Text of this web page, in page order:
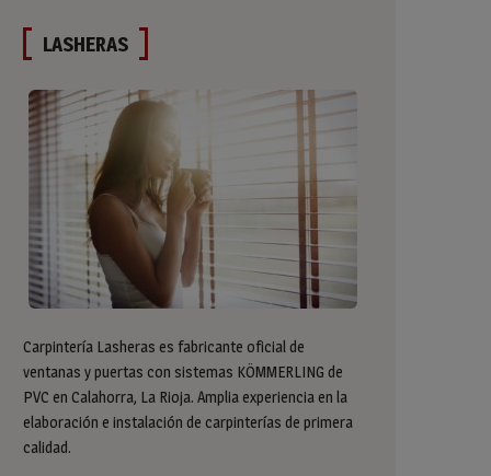
LASHERAS
Carpintería Lasheras es fabricante oficial de
ventanas y puertas con sistemas KÖMMERLING de
PVC en Calahorra, La Rioja. Amplia experiencia en la
elaboración e instalación de carpinterías de primera
calidad.